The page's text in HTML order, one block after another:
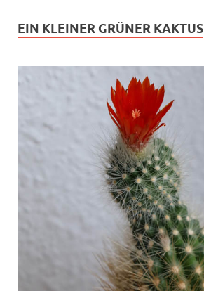
EIN KLEINER GRÜNER KAKTUS